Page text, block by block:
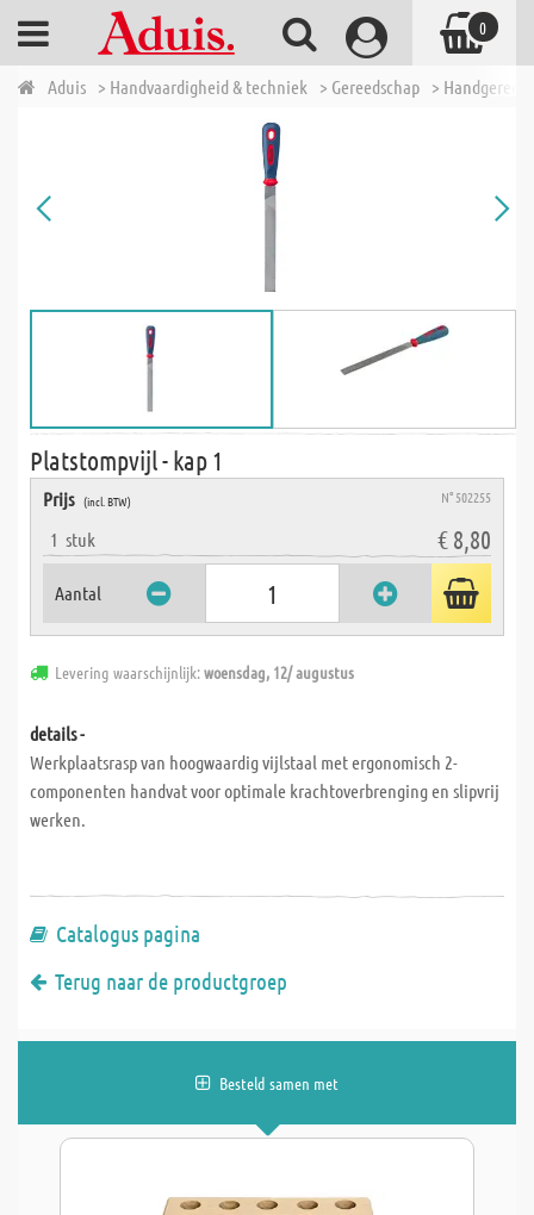
Aduis > Handvaardigheid & techniek > Gereedschap >
Platstompvijl - kap 1
Prijs (incl. BTW) N° 502255
1 stuk € 8,80
Aantal
Levering waarschijnlijk:woensdag, 12/ augustus
details -
Werkplaatsrasp van hoogwaardig vijlstaal met ergonomisch 2-
componenten handvat voor optimale krachtoverbrenging en slipvrij
werken.
Catalogus pagina
Terug naar de productgroep
Besteld samen met
0